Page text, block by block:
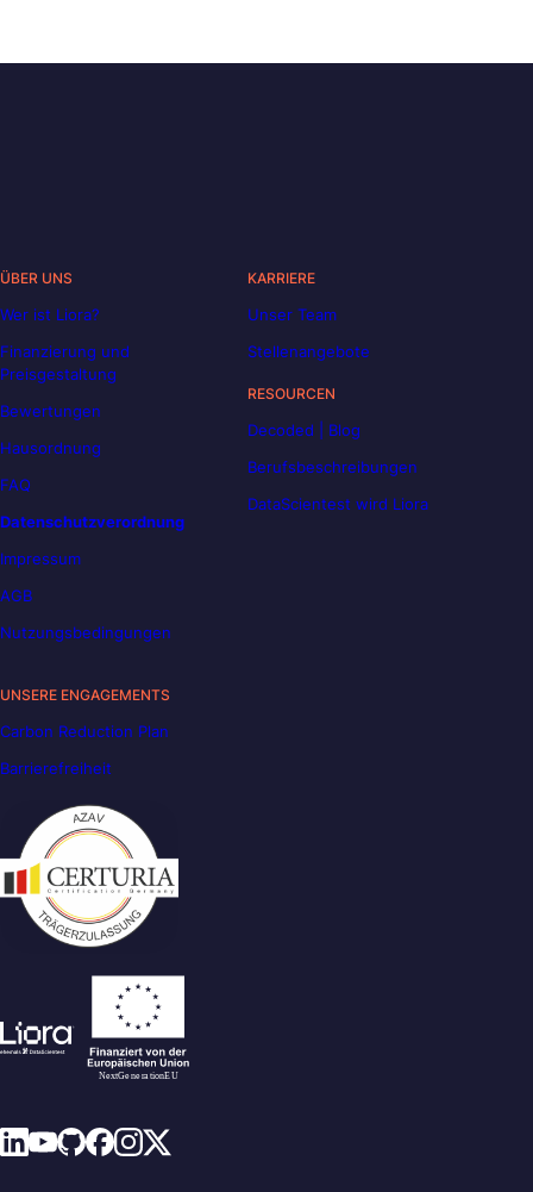
ÜBER UNS
Wer ist Liora?
Finanzierung und
Preisgestaltung
Bewertungen
Hausordnung
FAQ
Datenschutzverordnung
Impressum
AGB
Nutzungsbedingungen
KARRIERE
Unser Team
Stellenangebote
RESOURCEN
Decoded | Blog
Berufsbeschreibungen
DataScientest wird Liora
UNSERE ENGAGEMENTS
Carbon Reduction Plan
Barrierefreiheit